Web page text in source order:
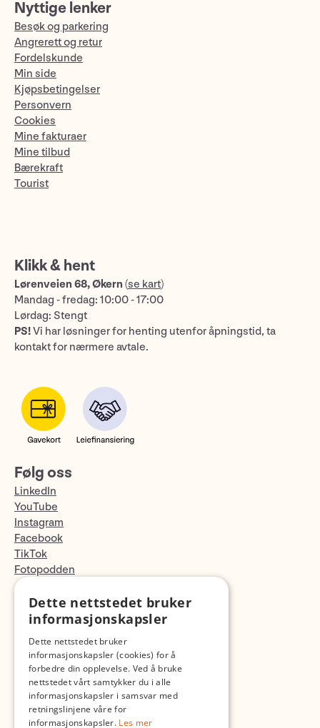
Nyttige lenker
Besøk og parkering
Angrerett og retur
Fordelskunde
Min side
Kjøpsbetingelser
Personvern
Cookies
Mine fakturaer
Mine tilbud
Bærekraft
Tourist
Klikk & hent
Lørenveien 68, Økern (se kart)
Mandag - fredag: 10:00 - 17:00
Lørdag: Stengt
PS!Vi har løsninger for henting utenfor åpningstid, ta
kontakt for nærmere avtale.
Følg oss
LinkedIn
YouTube
Instagram
Facebook
TikTok
Fotopodden
Med forbehold om skrive- og lagerfeil
Dette nettstedet bruker
informasjonskapsler
Dette nettstedet bruker
informasjonskapsler (cookies) for å
forbedre din opplevelse. Ved å bruke
nettstedet vårt samtykker du i alle
informasjonskapsler i samsvar med
retningslinjene våre for
informasjonskapsler. Les mer